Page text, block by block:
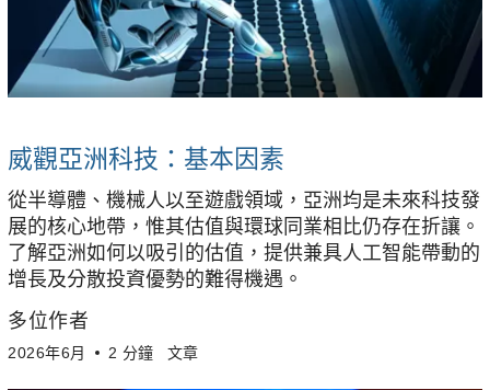
威觀亞洲科技：基本因素
從半導體、機械人以至遊戲領域，亞洲均是未來科技發
展的核心地帶，惟其估值與環球同業相比仍存在折讓。
了解亞洲如何以吸引的估值，提供兼具人工智能帶動的
增長及分散投資優勢的難得機遇。
多位作者
2026年6月 2 分鐘 文章